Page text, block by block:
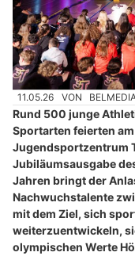
11.05.26 VON
Rund 500 junge
Sportarten feierten
Jugendsportzentrum
Jubiläumsausgabe
Jahren bringt der
Nachwuchstalente
mit dem Ziel, sich
weiterzuentwickeln,
olympischen Werte